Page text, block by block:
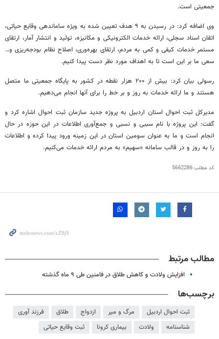
جمعیتی است.
وی اضافه کرد: در رسیدن به ۹ هدف تعیین شده به ویژه ساماندهی وقایع حیاتی،
اتقان اسناد سجلی، ارائه خدمات الکترونیکی و مکانیزه، تولید و انتشار آمار، ارتقای
مستمر خدمات کیفی و کمی به مردم، ارتقای بهره‌وری، اصلاح نظام بودجه‌ریزی و…
سعی ما بر این است تا به اهداف مورد نظر دست پیدا کنیم.
رسولی بیان کرد: بیش از ۲۰۰ هزار نقطه در کشور به پایگاه جمعیتی ما متصل
هستند و ما ارائه خدمات به روز و بر خط را برای آنها انجام می‌دهیم.
مدیرکل ثبت احوال استان اردبیل به پروژه جدید سازمان ثبت احوال اشاره کرد و
گفت: این پروژه با نام سببی و نسبی و جمع‌آوری اطلاعات در این حوزه در حال
انجام است و ما به عنوان سومین استان در این زمینه ورود پیدا کرده و اطلاعات
را به روز و در قالب سامانه «سهیم» به مردم ارائه خدمات می‌کنیم.
کد مطلب5662286
مطالب مرتبط
افزایش ولادت و کاهش طلاق در فامنین طی ۹ ماه گذشته
برچسب‌ها
ثبت احوال اردبیل مرگ و میر ازدواج طلاق
فرزند آوری
شناسنامه
ولادت بیماری کرونا ثبت وقایع حیاتی